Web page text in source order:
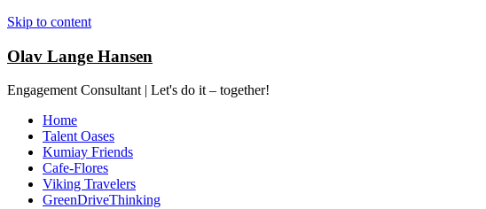
Skip to content
Olav Lange Hansen
Engagement Consultant | Let's do it – together!
Home
Talent Oases
Kumiay Friends
Cafe-Flores
Viking Travelers
GreenDriveThinking